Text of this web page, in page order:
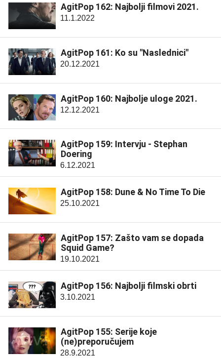
AgitPop 162: Najbolji filmovi 2021.
11.1.2022
AgitPop 161: Ko su "Naslednici"
20.12.2021
AgitPop 160: Najbolje uloge 2021.
12.12.2021
AgitPop 159: Intervju - Stephan
Doering
6.12.2021
AgitPop 158: Dune & No Time To Die
25.10.2021
AgitPop 157: Zašto vam se dopada
Squid Game?
19.10.2021
AgitPop 156: Najbolji filmski obrti
3.10.2021
AgitPop 155: Serije koje
(ne)preporučujem
28.9.2021